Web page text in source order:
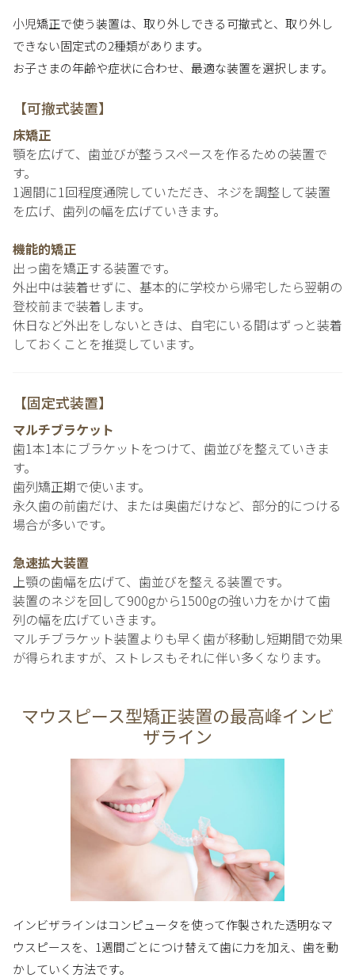
小児矯正で使う装置は、取り外しできる可撤式と、取り外し
できない固定式の2種類があります。
お子さまの年齢や症状に合わせ、最適な装置を選択します。
【可撤式装置】
床矯正
顎を広げて、歯並びが整うスペースを作るための装置で
す。
1週間に1回程度通院していただき、ネジを調整して装置
を広げ、歯列の幅を広げていきます。
機能的矯正
出っ歯を矯正する装置です。
外出中は装着せずに、基本的に学校から帰宅したら翌朝の
登校前まで装着します。
休日など外出をしないときは、自宅にいる間はずっと装着
しておくことを推奨しています。
【固定式装置】
マルチブラケット
歯1本1本にブラケットをつけて、歯並びを整えていきま
す。
歯列矯正期で使います。
永久歯の前歯だけ、または奥歯だけなど、部分的につける
場合が多いです。
急速拡大装置
上顎の歯幅を広げて、歯並びを整える装置です。
装置のネジを回して900gから1500gの強い力をかけて歯
列の幅を広げていきます。
マルチブラケット装置よりも早く歯が移動し短期間で効果
が得られますが、ストレスもそれに伴い多くなります。
マウスピース型矯正装置の最高峰インビ
ザライン
インビザラインはコンピュータを使って作製された透明なマ
ウスピースを、1週間ごとにつけ替えて歯に力を加え、歯を動
かしていく方法です。